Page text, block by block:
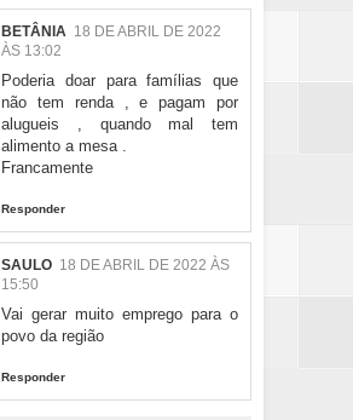
BETÂNIA 18 DE ABRIL DE 2022
ÀS 13:02
Poderia doar para famílias que
não tem renda , e pagam por
alugueis , quando mal tem
alimento a mesa .
Francamente
Responder
SAULO 18 DE ABRIL DE 2022 ÀS
15:50
Vai gerar muito emprego para o
povo da região
Responder